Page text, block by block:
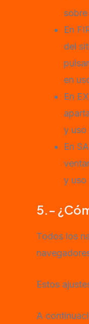
En
del
en
En
y uso
En
y uso
5.-
Todos los
Estos
A